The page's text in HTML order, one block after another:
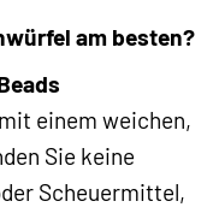
am besten?
einem weichen,
Sie keine
Scheuermittel,